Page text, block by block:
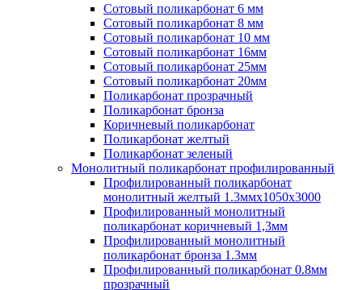
Сотовый поликарбонат 6 мм
Сотовый поликарбонат 8 мм
Сотовый поликарбонат 10 мм
Сотовый поликарбонат 16мм
Сотовый поликарбонат 25мм
Сотовый поликарбонат 20мм
Поликарбонат прозрачный
Поликарбонат бронза
Коричневый поликарбонат
Поликарбонат желтый
Поликарбонат зеленый
Монолитный поликарбонат профилированный
Профилированный поликарбонат
монолитный желтый 1.3ммх1050х3000
Профилированный монолитный
поликарбонат коричневый 1,3мм
Профилированный монолитный
поликарбонат бронза 1.3мм
Профилированный поликарбонат 0.8мм
прозрачный